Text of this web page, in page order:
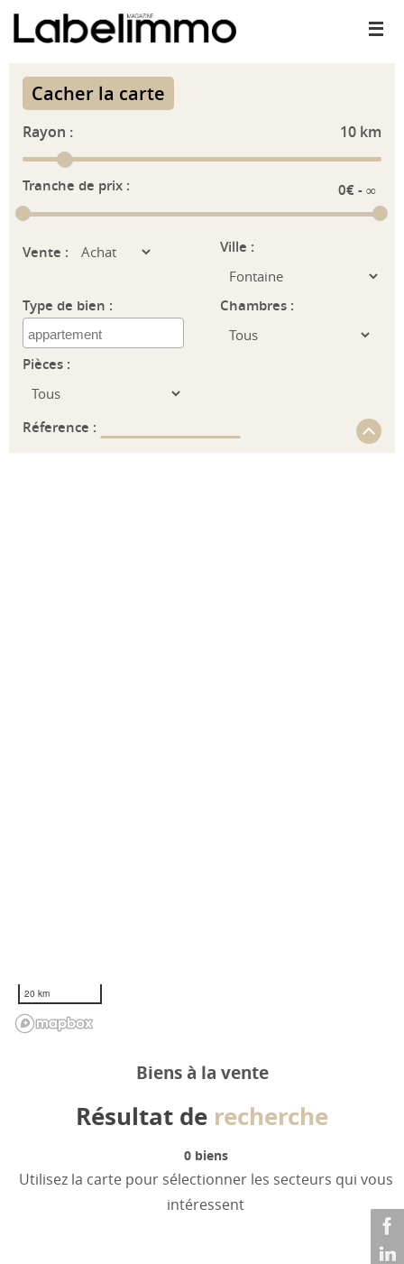
Cacher la carte
Rayon : 10 km
Tranche de prix :
Vente : Ville :
Type de bien : Chambres :
Pièces :
Réference :
20 km
Biens à la vente
Résultat de recherche
0biens
Utilisez la carte pour sélectionner les secteurs qui vous
intéressent